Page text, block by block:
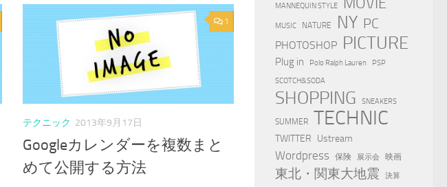
1
テクニック 2013年9月17日
Googleカレンダーを複数まと
めて公開する方法
MANNEQUIN STYLE
MUSIC NATURE NY PC
PHOTOSHOP PICTURE
Plug in Polo Ralph Lauren
PSP
SCOTCH&SODA
SHOPPING SNEAKERS
SUMMER TECHNIC
TWITTER Ustream
Wordpress 保険 展示会 映画
東北・関東大地震 決算